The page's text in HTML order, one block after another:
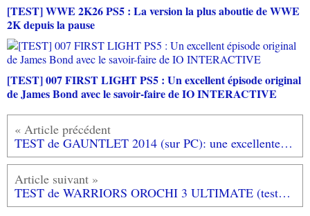
[TEST] WWE 2K26 PS5 : La version la plus aboutie de WWE
2K depuis la pause
[TEST] 007 FIRST LIGHT PS5 : Un excellent épisode original
de James Bond avec le savoir-faire de IO INTERACTIVE
TEST de GAUNTLET 2014 (sur PC): une excellente surprise!
TEST de WARRIORS OROCHI 3 ULTIMATE (testé sur PS4): très riche en contenu et en ennemis!